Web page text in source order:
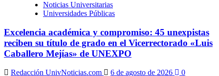
Noticias Universitarias
Universidades Públicas
Excelencia académica y compromiso: 45 unexpistas
reciben su título de grado en el Vicerrectorado «Luis
Caballero Mejías» de UNEXPO
Redacción UnivNoticias.com 6 de agosto de 2026 0